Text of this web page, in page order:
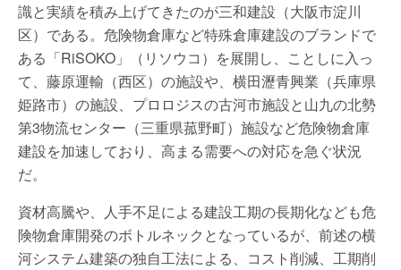
識と実績を積み上げてきたのが三和建設（大阪市淀川
区）である。危険物倉庫など特殊倉庫建設のブランドで
ある「RiSOKO」（リソウコ）を展開し、ことしに入っ
て、藤原運輸（西区）の施設や、横田瀝青興業（兵庫県
姫路市）の施設、プロロジスの古河市施設と山九の北勢
第3物流センター（三重県菰野町）施設など危険物倉庫
建設を加速しており、高まる需要への対応を急ぐ状況
だ。
資材高騰や、人手不足による建設工期の長期化なども危
険物倉庫開発のボトルネックとなっているが、前述の横
河システム建築の独自工法による、コスト削減、工期削